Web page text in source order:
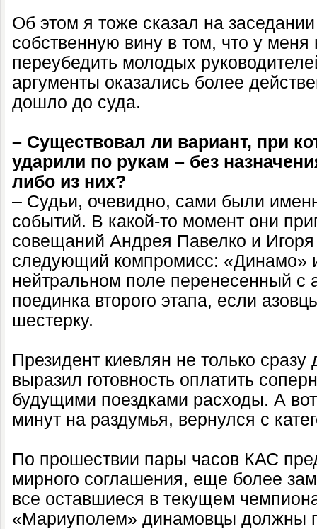
Об этом я тоже сказал на
собственную вину в том, что у меня
переубедить молодых
аргументы оказались более
дошло до суда.
– Существовал ли вариант, при
ударили по рукам – без
либо из них?
– Судьи, очевидно, сами были
событий. В какой-то момент они
совещаний Андрея Павелко и
следующий компромисс: «Динамо»
нейтральном поле перенесенный с
поединка второго этапа, если
шестерку.
Президент киевлян не только сразу
выразил готовность оплатить
будущими поездками расходы. А
минут на раздумья, вернулся с
По прошествии пары часов КАС
мирного соглашения, еще более
все оставшиеся в текущем
«Мариуполем» динамовцы должны